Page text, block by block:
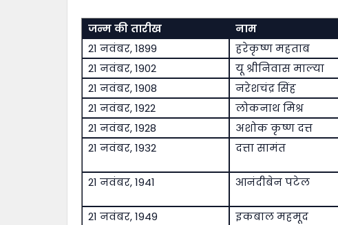
जन्म की तारीख नाम
21 नवंबर, 1899
हरेकृष्ण महताब
21 नवंबर, 1902
यू श्रीनिवास माल्या
21 नवंबर, 1908
नरेशचंद्र सिंह
21 नवंबर, 1922
लोकनाथ मिश्र
21 नवंबर, 1928
अशोक कृष्ण दत्त
21 नवंबर, 1932
दत्ता सामंत
21 नवंबर, 1941
आनंदीबेन पटेल
21 नवंबर, 1949
इकबाल महमूद